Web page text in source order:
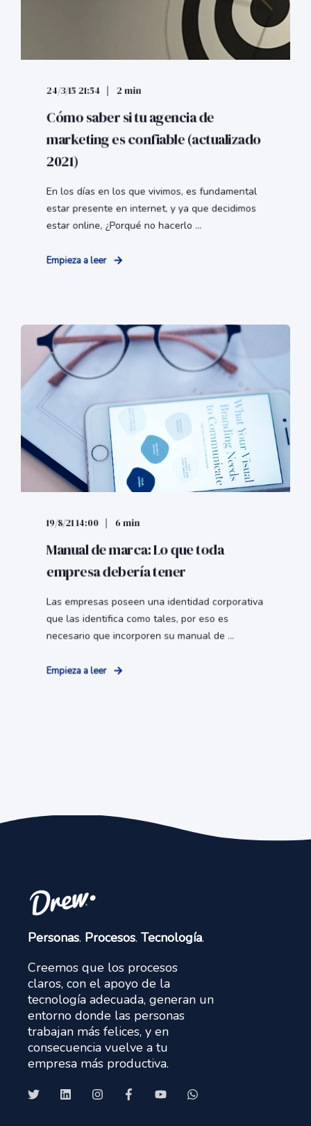
24/3/15 21:54 2 min
Cómo saber si tu agencia de
marketing es confiable (actualizado
2021)
En los días en los que vivimos, es fundamental
estar presente en internet, y ya que decidimos
estar online, ¿Porqué no hacerlo ...
Empieza a leer
19/8/21 14:00 6 min
Manual de marca: Lo que toda
empresa debería tener
Las empresas poseen una identidad corporativa
que las identifica como tales, por eso es
necesario que incorporen su manual de ...
Empieza a leer
Personas. Procesos. Tecnología.
Creemos que los procesos
claros, con el apoyo de la
tecnología adecuada, generan un
entorno donde las personas
trabajan más felices, y en
consecuencia vuelve a tu
empresa más productiva.